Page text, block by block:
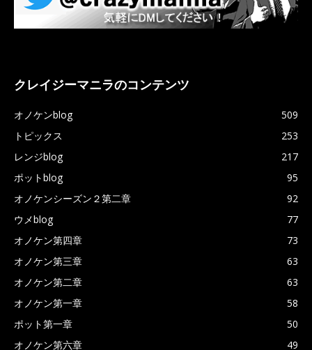
クレイジーマニラのコンテンツ
オノケンblog
509
トピックス
253
レンジblog
217
ポットblog
95
オノケンシーズン２第二章
92
ウメblog
77
オノケン第四章
73
オノケン第三章
63
オノケン第二章
63
オノケン第一章
58
ポット第一章
50
オノケン第六章
49